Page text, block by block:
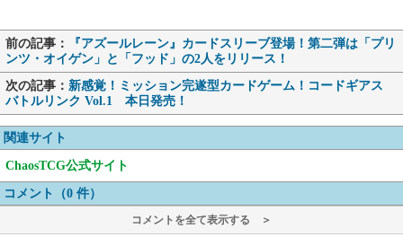
前の記事：
『アズールレーン』カードスリーブ登場！第二弾は「プリ
ンツ・オイゲン」と「フッド」の2人をリリース！
次の記事： 新感覚！ミッション完遂型カードゲーム！コードギアス
バトルリンク Vol.1 本日発売！
関連サイト
ChaosTCG公式サイト
コメント（0 件）
コメントを全て表示する ＞